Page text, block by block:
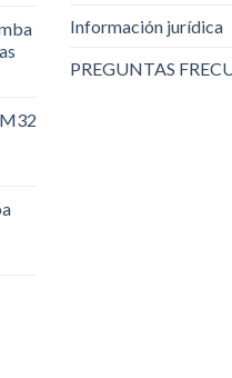
€.
€
Información jurídica
PREGUNTAS